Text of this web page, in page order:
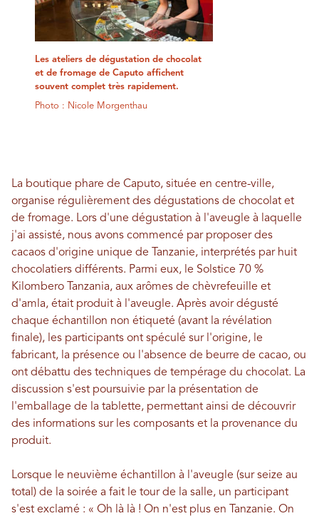
Les ateliers de dégustation de chocolat
et de fromage de Caputo affichent
souvent complet très rapidement.
Photo : Nicole Morgenthau
La boutique phare de Caputo, située en centre-ville,
organise régulièrement des dégustations de chocolat et
de fromage. Lors d'une dégustation à l'aveugle à laquelle
j'ai assisté, nous avons commencé par proposer des
cacaos d'origine unique de Tanzanie, interprétés par huit
chocolatiers différents. Parmi eux, le Solstice 70 %
Kilombero Tanzania, aux arômes de chèvrefeuille et
d'amla, était produit à l'aveugle. Après avoir dégusté
chaque échantillon non étiqueté (avant la révélation
finale), les participants ont spéculé sur l'origine, le
fabricant, la présence ou l'absence de beurre de cacao, ou
ont débattu des techniques de tempérage du chocolat. La
discussion s'est poursuivie par la présentation de
l'emballage de la tablette, permettant ainsi de découvrir
des informations sur les composants et la provenance du
produit.
Lorsque le neuvième échantillon à l'aveugle (sur seize au
total) de la soirée a fait le tour de la salle, un participant
s'est exclamé : « Oh là là ! On n'est plus en Tanzanie. On